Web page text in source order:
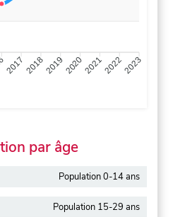
2017 201820192020202120222023
par âge
Population 0-14 ans
Population 15-29 ans